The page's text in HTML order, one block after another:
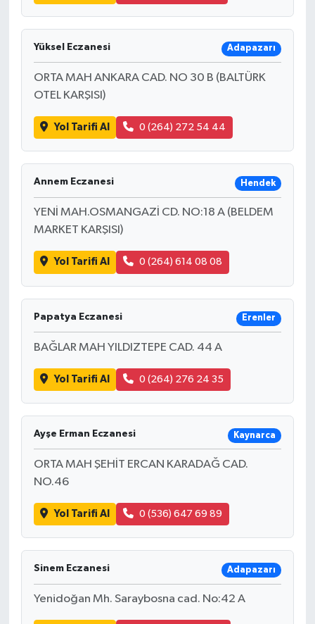
Yüksel Eczanesi Adapazarı
ORTA MAH ANKARA CAD. NO 30 B (BALTÜRK
OTEL KARŞISI)
Yol Tarifi Al 0 (264) 272 54 44
Annem Eczanesi Hendek
YENİ MAH.OSMANGAZİ CD. NO:18 A (BELDEM
MARKET KARŞISI)
Yol Tarifi Al 0 (264) 614 08 08
Papatya Eczanesi Erenler
BAĞLAR MAH YILDIZTEPE CAD. 44 A
Yol Tarifi Al 0 (264) 276 24 35
Ayşe Erman Eczanesi Kaynarca
ORTA MAH ŞEHİT ERCAN KARADAĞ CAD.
NO.46
Yol Tarifi Al 0 (536) 647 69 89
Sinem Eczanesi Adapazarı
Yenidoğan Mh. Saraybosna cad. No:42 A